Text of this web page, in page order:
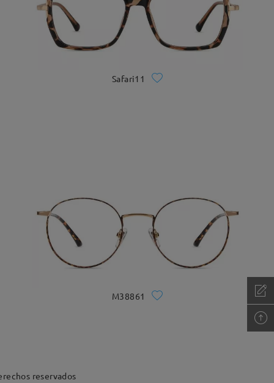
Safari11
M38861
reservados